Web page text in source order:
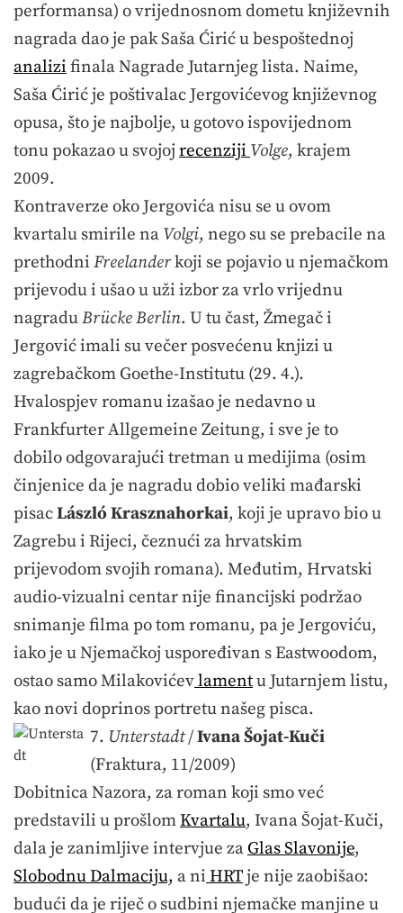
performansa) o vrijednosnom dometu književnih
nagrada dao je pak Saša Ćirić u bespoštednoj
analizi finala Nagrade Jutarnjeg lista. Naime,
Saša Ćirić je poštivalac Jergovićevog književnog
opusa, što je najbolje, u gotovo ispovijednom
tonu pokazao u svojojrecenziji Volge, krajem
2009.
Kontraverze oko Jergovića nisu se u ovom
kvartalu smirile na Volgi, nego su se prebacile na
prethodni Freelanderkoji se pojavio u njemačkom
prijevodu i ušao u uži izbor za vrlo vrijednu
nagraduBrücke Berlin. U tu čast, Žmegač i
Jergović imali su večer posvećenu knjizi u
zagrebačkom Goethe-Institutu (29. 4.).
Hvalospjev romanu izašao je nedavno u
Frankfurter Allgemeine Zeitung, i sve je to
dobilo odgovarajući tretman u medijima (osim
činjenice da je nagradu dobio veliki mađarski
pisacLászló Krasznahorkai, koji je upravo bio u
Zagrebu i Rijeci, čeznući za hrvatskim
prijevodom svojih romana). Međutim, Hrvatski
audio-vizualni centar nije financijski podržao
snimanje filma po tom romanu, pa je Jergoviću,
iako je u Njemačkoj uspoređivan s Eastwoodom,
ostao samo Milakovićevlamentu Jutarnjem listu,
kao novi doprinos portretu našeg pisca.
7. Unterstadt/Ivana Šojat-Kuči
(Fraktura, 11/2009)
Dobitnica Nazora, za roman koji smo već
predstavili u prošlomKvartalu, Ivana Šojat-Kuči,
dala je zanimljive intervjue za Glas Slavonije,
Slobodnu Dalmaciju, a ni HRTje nije zaobišao:
budući da je riječ o sudbini njemačke manjine u